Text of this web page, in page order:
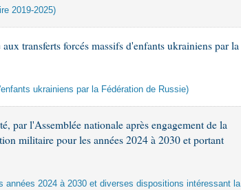
2019-2025)
transferts forcés massifs d'enfants ukrainiens par la
ukrainiens par la Fédération de Russie)
par l'Assemblée nationale après engagement de la
militaire pour les années 2024 à 2030 et portant
années 2024 à 2030 et diverses dispositions intéressant la